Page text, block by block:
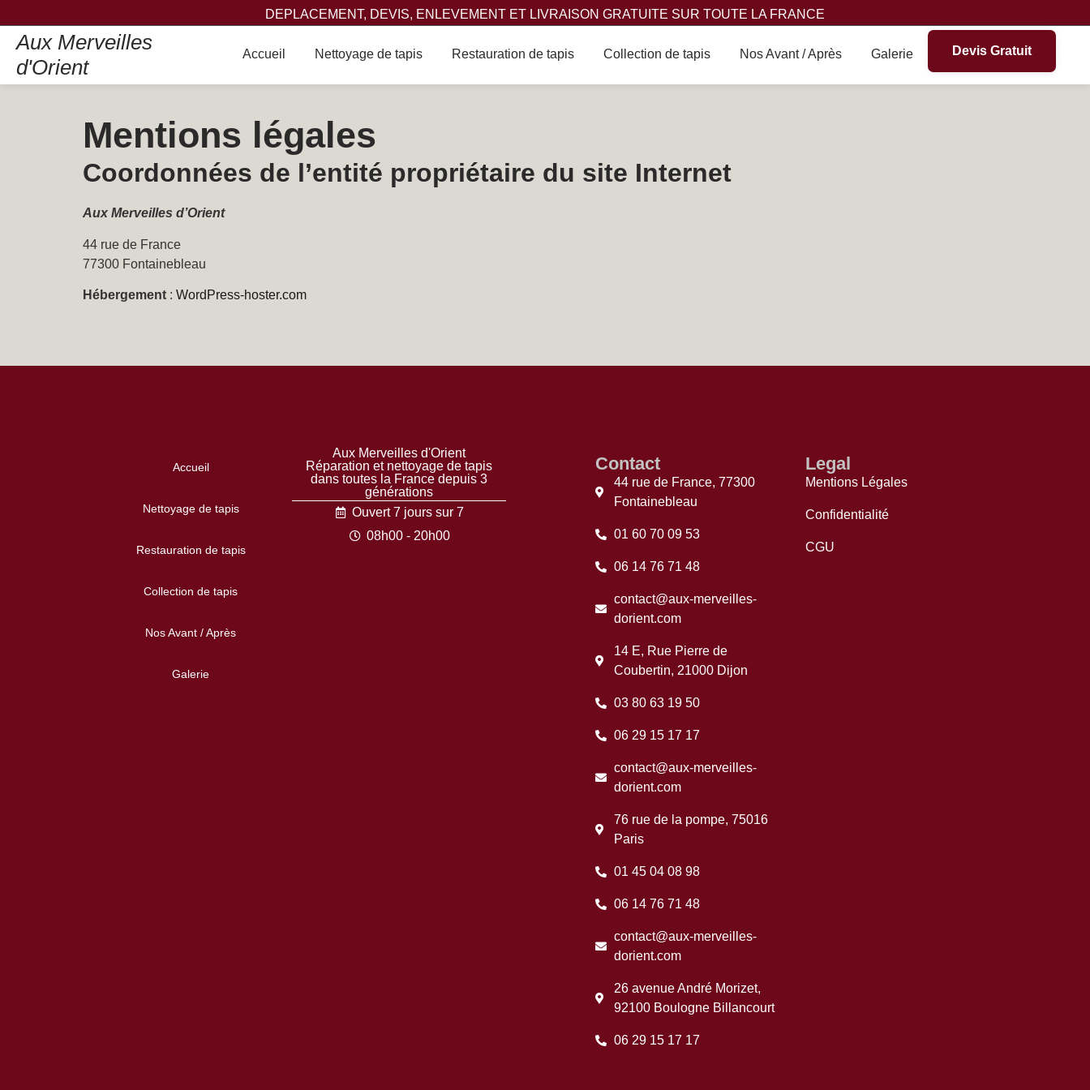
DEPLACEMENT, DEVIS, ENLEVEMENT ET LIVRAISON GRATUITE SUR TOUTE LA FRANCE
Aux Merveilles
d'Orient
Accueil Nettoyage de tapis Restauration de tapis Collection de tapis Nos Avant / Après Galerie Devis Gratuit
Mentions légales
Coordonnées de l’entité propriétaire du site Internet
Aux Merveilles d’Orient
44 rue de France
77300 Fontainebleau
Hébergement : WordPress-hoster.com
Accueil
Nettoyage de tapis
Restauration de tapis
Collection de tapis
Nos Avant / Après
Galerie
Aux Merveilles d'Orient
Réparation et nettoyage de tapis
dans toutes la France depuis 3
générations
Ouvert 7 jours sur 7
08h00 - 20h00
Contact
44 rue de France, 77300
Fontainebleau
01 60 70 09 53
06 14 76 71 48
contact@aux-merveilles-
dorient.com
14 E, Rue Pierre de
Coubertin, 21000 Dijon
03 80 63 19 50
06 29 15 17 17
contact@aux-merveilles-
dorient.com
76 rue de la pompe, 75016
Paris
01 45 04 08 98
06 14 76 71 48
contact@aux-merveilles-
dorient.com
26 avenue André Morizet,
92100 Boulogne Billancourt
06 29 15 17 17
Legal
Mentions Légales
Confidentialité
CGU